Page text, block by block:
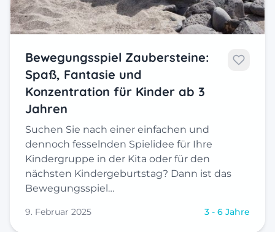
Bewegungsspiel Zaubersteine:
Spaß, Fantasie und
Konzentration für Kinder ab 3
Jahren
Suchen Sie nach einer einfachen und
dennoch fesselnden Spielidee für Ihre
Kindergruppe in der Kita oder für den
nächsten Kindergeburtstag? Dann ist das
Bewegungsspiel…
9. Februar 2025 3 - 6 Jahre